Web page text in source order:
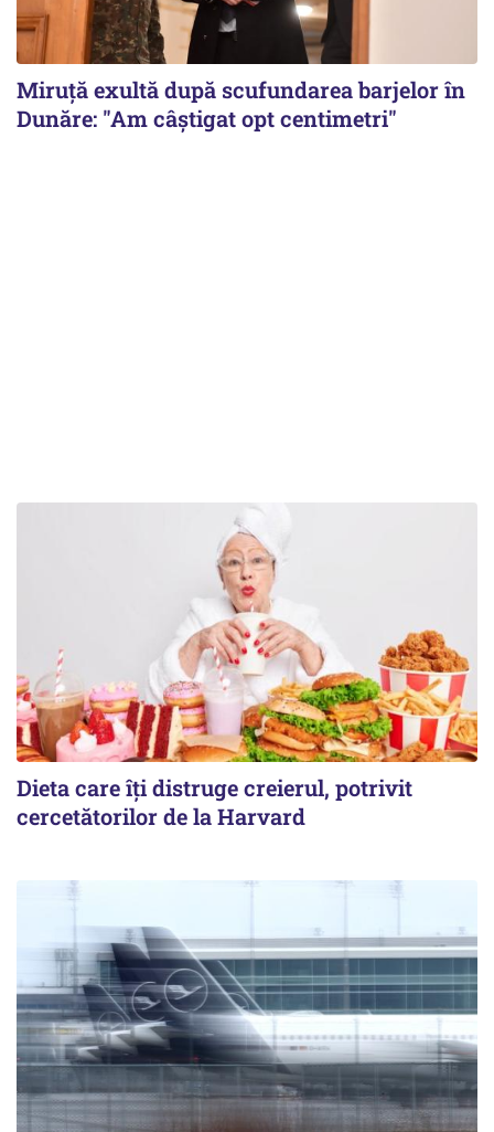
Miruță exultă după scufundarea barjelor în
Dunăre: "Am câștigat opt centimetri"
Dieta care îți distruge creierul, potrivit
cercetătorilor de la Harvard